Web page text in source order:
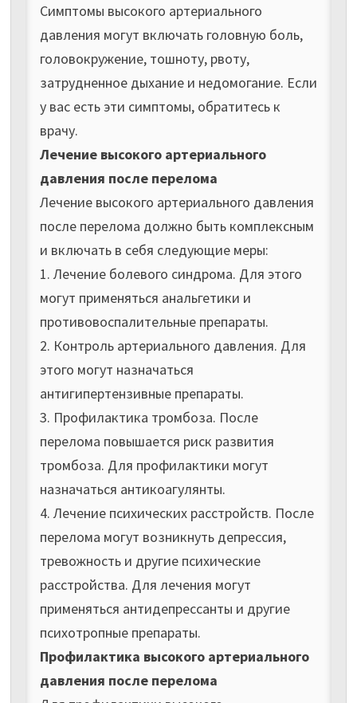
Симптомы высокого артериального
давления могут включать головную боль,
головокружение, тошноту, рвоту,
затрудненное дыхание и недомогание. Если
у вас есть эти симптомы, обратитесь к
врачу.
Лечение высокого артериального
давления после перелома
Лечение высокого артериального давления
после перелома должно быть комплексным
и включать в себя следующие меры:
1. Лечение болевого синдрома. Для этого
могут применяться анальгетики и
противовоспалительные препараты.
2. Контроль артериального давления. Для
этого могут назначаться
антигипертензивные препараты.
3. Профилактика тромбоза. После
перелома повышается риск развития
тромбоза. Для профилактики могут
назначаться антикоагулянты.
4. Лечение психических расстройств. После
перелома могут возникнуть депрессия,
тревожность и другие психические
расстройства. Для лечения могут
применяться антидепрессанты и другие
психотропные препараты.
Профилактика высокого артериального
давления после перелома